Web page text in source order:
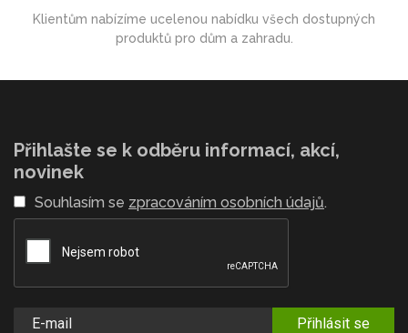
Klientům nabízíme ucelenou nabídku všech dostupných
produktů pro dům a zahradu.
Přihlašte se k odběru informací, akcí,
novinek
Souhlasím se zpracováním osobních údajů.
Přihlásit se